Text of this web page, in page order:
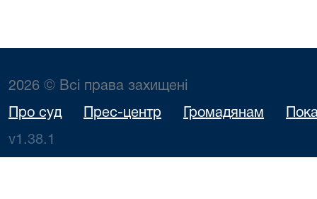
2026 © Всі права захищені
Про суд Прес-центр Громадянам
v1.38.1